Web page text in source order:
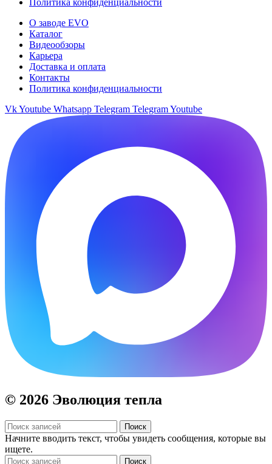
О заводе EVO
Каталог
Видеообзоры
Карьера
Доставка и оплата
Контакты
Политика конфиденциальности
VkYoutube Whatsapp Telegram TelegramYoutube
© 2026 Эволюция тепла
Поиск
Начните вводить текст, чтобы увидеть сообщения, которые вы
ищете.
Поиск